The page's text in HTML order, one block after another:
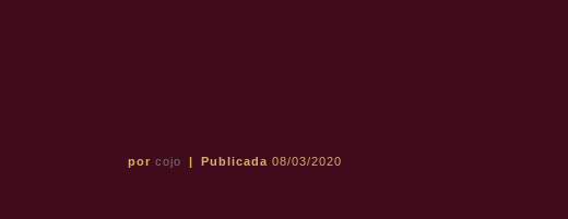
por cojo | Publicada 08/03/2020